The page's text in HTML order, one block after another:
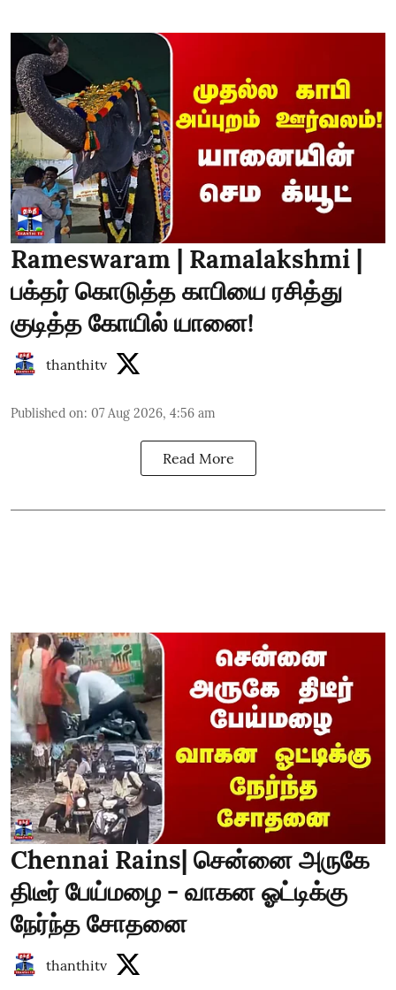
Rameswaram | Ramalakshmi |
பக்தர் கொடுத்த காபியை ரசித்து
குடித்த கோயில் யானை!
thanthitv
Published on: 07 Aug 2026, 4:56 am
Read More
Chennai Rains| சென்னை அருகே
திடீர் பேய்மழை - வாகன ஓட்டிக்கு
நேர்ந்த சோதனை
thanthitv